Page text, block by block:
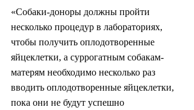
«Собаки-доноры должны пройти
несколько процедур в лабораториях,
чтобы получить оплодотворенные
яйцеклетки, а суррогатным собакам-
матерям необходимо несколько раз
вводить оплодотворенные яйцеклетки,
пока они не будут успешно